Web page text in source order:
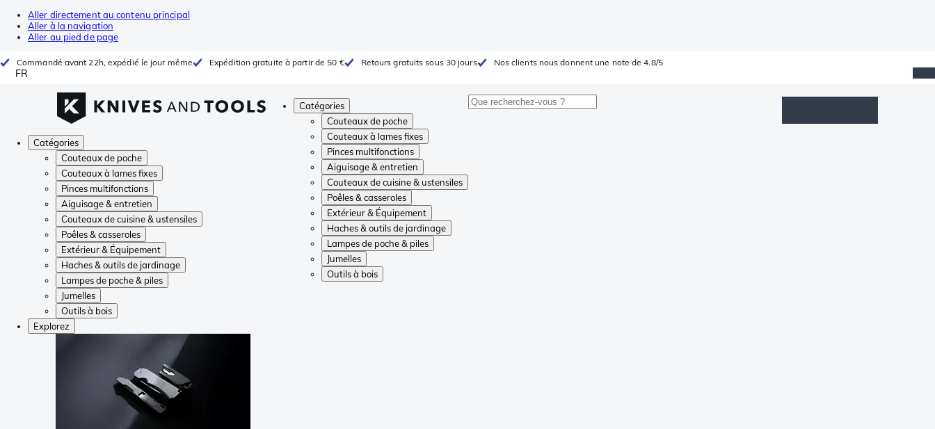
Aller directement au contenu principal
Aller à la navigation
Aller au pied de page
Commandé avant 22h, expédié le jour même Expédition gratuite à partir de 50 € Retours gratuits sous 30 jours Nos clients nous donnent une note de 4.8/5
FR
Catégories
Couteaux de poche
Couteaux à lames fixes
Pinces multifonctions
Aiguisage & entretien
Couteaux de cuisine & ustensiles
Poêles & casseroles
Extérieur & Équipement
Haches & outils de jardinage
Lampes de poche & piles
Jumelles
Outils à bois
Catégories
Couteaux de poche
Couteaux à lames fixes
Pinces multifonctions
Aiguisage & entretien
Couteaux de cuisine & ustensiles
Poêles & casseroles
Extérieur & Équipement
Haches & outils de jardinage
Lampes de poche & piles
Jumelles
Outils à bois
Explorez